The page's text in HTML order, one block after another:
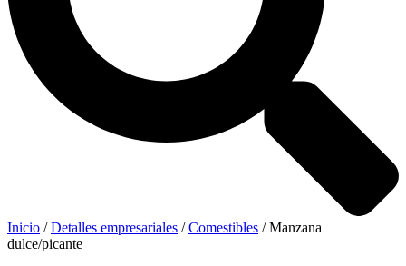
Inicio /Detalles empresariales /Comestibles / Manzana
dulce/picante